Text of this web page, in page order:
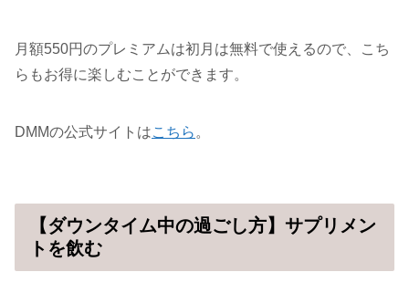
月額550円のプレミアムは初月は無料で使えるので、こち
らもお得に楽しむことができます。
DMMの公式サイトはこちら 。
【ダウンタイム中の過ごし方】サプリメン
トを飲む